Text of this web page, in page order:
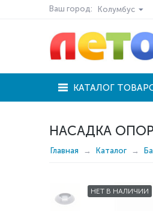
Ваш город: Колумбус
КАТАЛОГ
НАСАДКА
Главная Каталог
НЕТ В НАЛИЧИИ